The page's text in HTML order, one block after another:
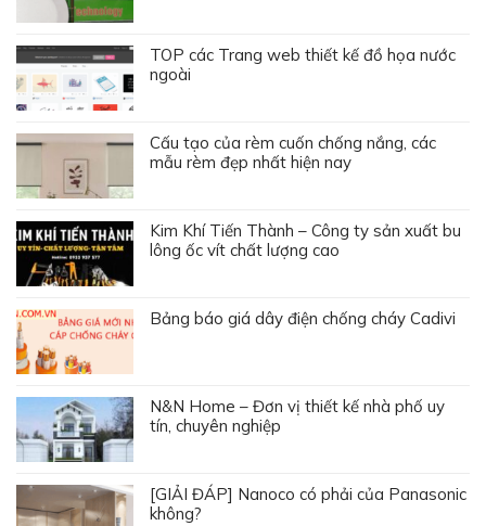
TOP các Trang web thiết kế đồ họa nước
ngoài
Cấu tạo của rèm cuốn chống nắng, các
mẫu rèm đẹp nhất hiện nay
Kim Khí Tiến Thành – Công ty sản xuất bu
lông ốc vít chất lượng cao
Bảng báo giá dây điện chống cháy Cadivi
N&N Home – Đơn vị thiết kế nhà phố uy
tín, chuyên nghiệp
[GIẢI ĐÁP] Nanoco có phải của Panasonic
không?